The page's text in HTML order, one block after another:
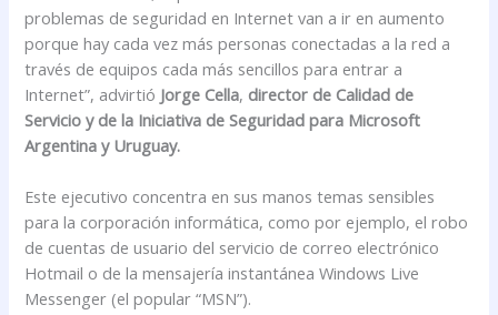
problemas de seguridad en Internet van a ir en aumento
porque hay cada vez más personas conectadas a la red a
través de equipos cada más sencillos para entrar a
Internet”, advirtió Jorge Cella, director de Calidad de
Servicio y de la Iniciativa de Seguridad para Microsoft
Argentina y Uruguay.
Este ejecutivo concentra en sus manos temas sensibles
para la corporación informática, como por ejemplo, el robo
de cuentas de usuario del servicio de correo electrónico
Hotmail o de la mensajería instantánea Windows Live
Messenger (el popular “MSN”).